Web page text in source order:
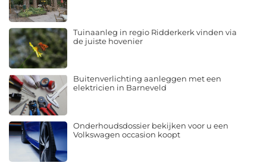
Tuinaanleg in regio Ridderkerk vinden via
de juiste hovenier
Buitenverlichting aanleggen met een
elektricien in Barneveld
Onderhoudsdossier bekijken voor u een
Volkswagen occasion koopt